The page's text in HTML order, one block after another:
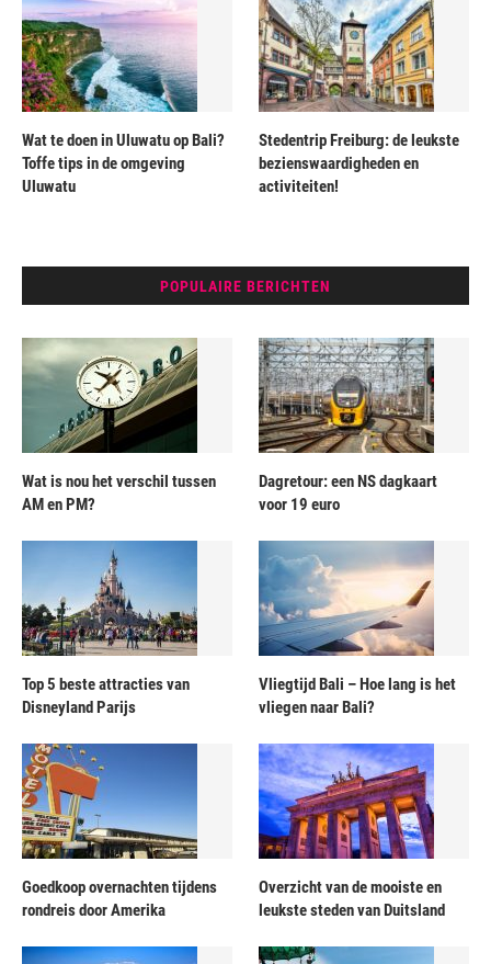
Wat te doen in Uluwatu op Bali?
Toffe tips in de omgeving
Uluwatu
Stedentrip Freiburg: de leukste
bezienswaardigheden en
activiteiten!
POPULAIRE BERICHTEN
Wat is nou het verschil tussen
AM en PM?
Dagretour: een NS dagkaart
voor 19 euro
Top 5 beste attracties van
Disneyland Parijs
Vliegtijd Bali – Hoe lang is het
vliegen naar Bali?
Goedkoop overnachten tijdens
rondreis door Amerika
Overzicht van de mooiste en
leukste steden van Duitsland